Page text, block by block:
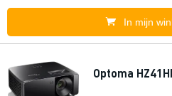
In mijn
Optoma